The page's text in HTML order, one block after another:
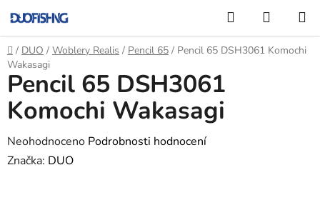
na
obsah
Hledat
KOŠÍK
Domů
/ DUO / Woblery Realis / Pencil 65 / Pencil 65 DSH3061 Komochi
Wakasagi
Pencil 65 DSH3061
Komochi Wakasagi
Průměrné
hodnocení
Neohodnoceno Podrobnosti hodnocení
Značka: DUO